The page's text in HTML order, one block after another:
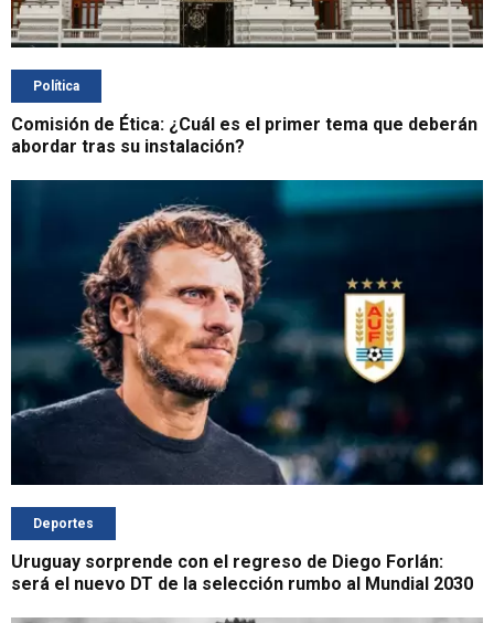
Política
Comisión de Ética: ¿Cuál es el primer tema que deberán
abordar tras su instalación?
Deportes
Uruguay sorprende con el regreso de Diego Forlán:
será el nuevo DT de la selección rumbo al Mundial 2030